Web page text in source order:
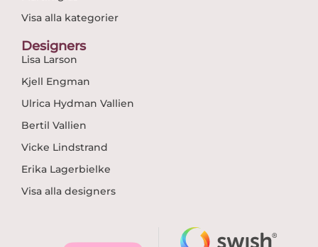
Visa alla kategorier
Designers
Lisa Larson
Kjell Engman
Ulrica Hydman Vallien
Bertil Vallien
Vicke Lindstrand
Erika Lagerbielke
Visa alla designers